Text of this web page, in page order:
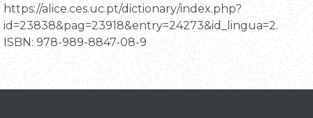
https://alice.ces.uc.pt/dictionary/index.php?
id=23838&pag=23918&entry=24273&id_lingua=2.
ISBN: 978-989-8847-08-9